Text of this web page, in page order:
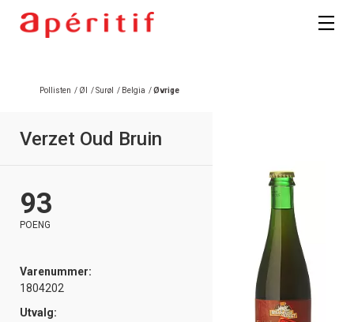
Pollisten / Øl /Surøl / Belgia /Øvrige
Verzet Oud Bruin
93
POENG
Varenummer:
1804202
Utvalg: